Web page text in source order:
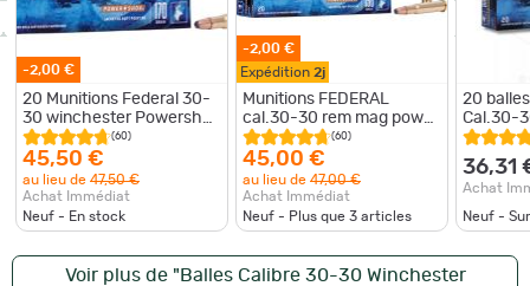
-2,00 €
20 Munitions Federal 30-
30 winchester Powershok
170g
(60)
45,50 €
au lieu de 47,50 €
Achat Immédiat
Neuf - En stock
-2,00 €
Expédition 2j
Munitions FEDERAL
cal.30-30 rem mag power
shok 9.7g 150gr par 20
(60)
45,00 €
au lieu de 47,00 €
Achat Immédiat
Neuf - Plus que 3 articles
20 balles
Cal.30-
36,31
Achat
Neuf -
Voir plus de "Balles Calibre 30-30 Winchester